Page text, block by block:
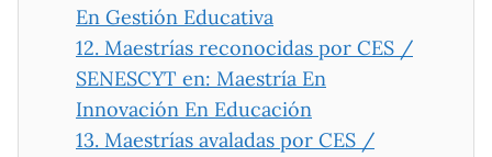
En Gestión Educativa
12. Maestrías reconocidas por CES /
SENESCYT en: Maestría En
Innovación En Educación
13. Maestrías avaladas por CES /